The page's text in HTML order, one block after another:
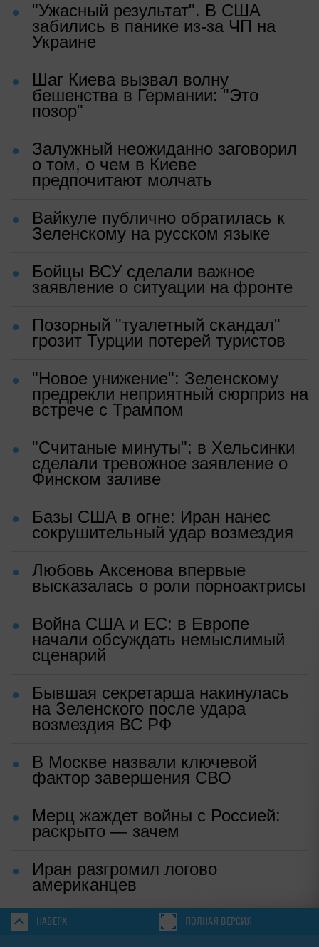
"Ужасный результат". В США
забились в панике из-за ЧП на
Украине
Шаг Киева вызвал волну
бешенства в Германии: "Это
позор"
Залужный неожиданно заговорил
о том, о чем в Киеве
предпочитают молчать
Вайкуле публично обратилась к
Зеленскому на русском языке
Бойцы ВСУ сделали важное
заявление о ситуации на фронте
Позорный "туалетный скандал"
грозит Турции потерей туристов
"Новое унижение": Зеленскому
предрекли неприятный сюрприз на
встрече с Трампом
"Считаные минуты": в Хельсинки
сделали тревожное заявление о
Финском заливе
Базы США в огне: Иран нанес
сокрушительный удар возмездия
Любовь Аксенова впервые
высказалась о роли порноактрисы
Война США и ЕС: в Европе
начали обсуждать немыслимый
сценарий
Бывшая секретарша накинулась
на Зеленского после удара
возмездия ВС РФ
В Москве назвали ключевой
фактор завершения СВО
Мерц жаждет войны с Россией:
раскрыто — зачем
Иран разгромил логово
американцев
НАВЕРХ ПОЛНАЯ ВЕРСИЯ